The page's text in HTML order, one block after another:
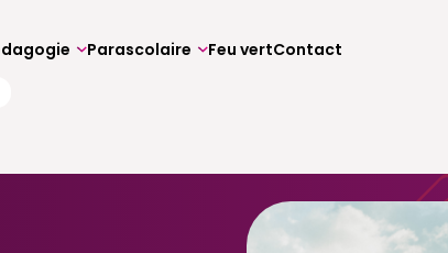
Parascolaire Feu vertContact